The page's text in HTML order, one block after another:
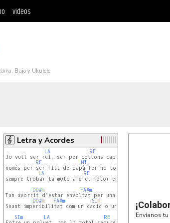
videos
Bajo y Ukulele
MI
l'estat.
MI
MI
votat.
SIm
MI
colla de llepons,
Letra y Acordes
LA RE
Jo vull ser rei, ser per collons cap de l'estat,
RE
MI
només per ser fill de papà fer-ho tot bé, mai ser
LA
RE
sempre trobar la moto amb el motor engegat
DO#m
FA#m
Tan avorrit d'estar envoltat per una colla de llepons
DO#m
FA#m SIm
MI
Suant imperibilitat com un cacic o un dictador
SIm
LA RE
LA
Envíanos